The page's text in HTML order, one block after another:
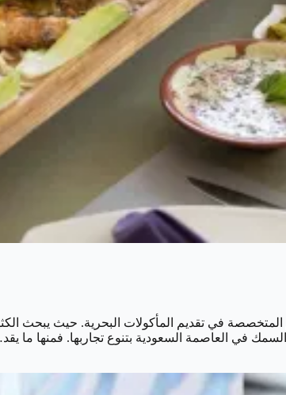
في تقديم المأكولات البحرية. حيث يبحث
في العاصمة السعودية بتنوع تجاربها. فمنها ما